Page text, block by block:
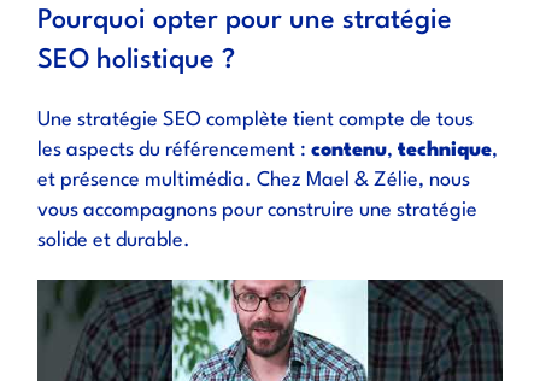
Pourquoi opter pour une stratégie
SEO holistique ?
Une stratégie SEO complète tient compte de tous
les aspects du référencement :contenu,technique,
et présence multimédia. Chez Mael & Zélie, nous
vous accompagnons pour construire une stratégie
solide et durable.